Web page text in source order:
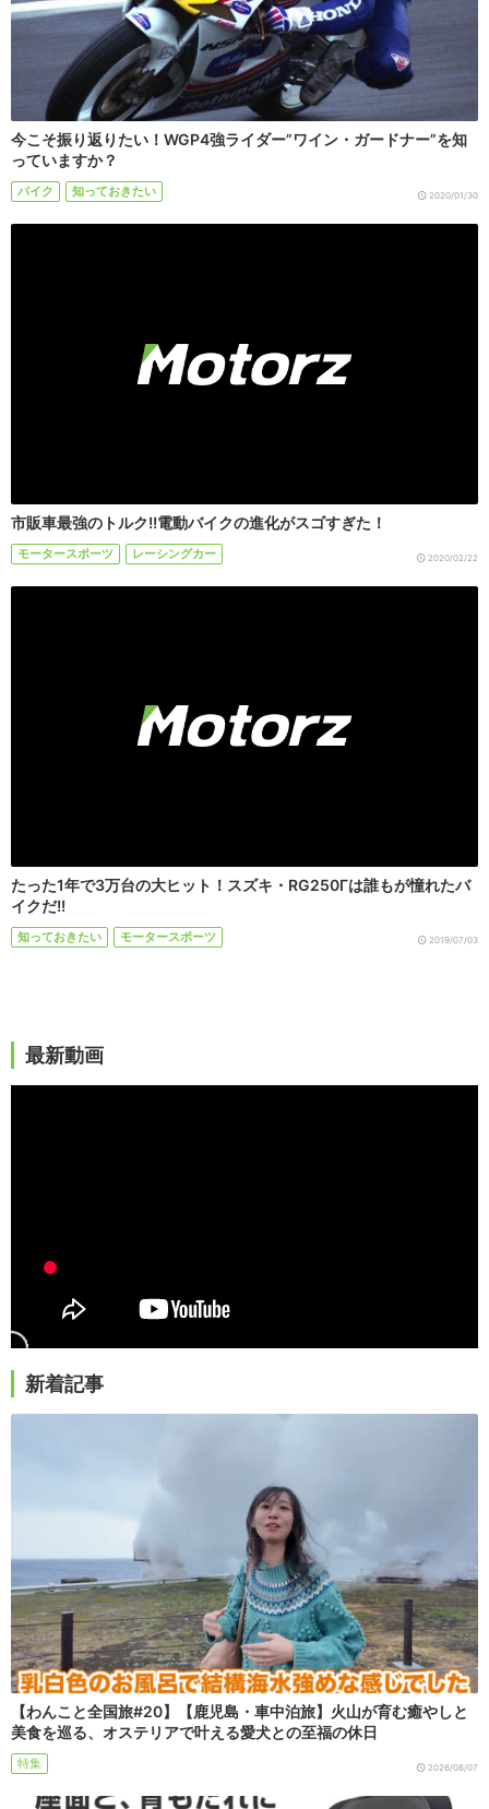
今こそ振り返りたい！WGP4強ライダー”ワイン・ガードナー”を知
っていますか？
バイク 知っておきたい 2020/01/30
市販車最強のトルク!!電動バイクの進化がスゴすぎた！
モータースポーツ レーシングカー 2020/02/22
たった1年で3万台の大ヒット！スズキ・RG250Γは誰もが憧れたバ
イクだ!!
知っておきたい モータースポーツ 2019/07/03
最新動画
新着記事
【わんこと全国旅#20】【鹿児島・車中泊旅】火山が育む癒やしと
美食を巡る、オステリアで叶える愛犬との至福の休日
特集 2026/08/07